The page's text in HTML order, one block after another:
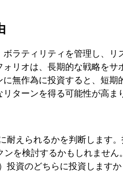
ラティリティを管理し、
リオは、長期的な戦略を
無作為に投資すると、短
ターンを得る可能性が高ま
耐えられるかを判断します
を検討するかもしれません。
投資のどちらに投資します